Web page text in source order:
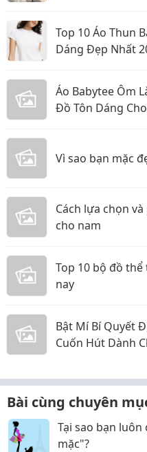
Top 10 Áo Thun
Dáng Đẹp Nhất
Áo Babytee Ôm
Đồ Tôn Dáng
Vì sao bạn mặc
Cách lựa chọn
cho nam
Top 10 bộ đồ
nay
Bật Mí Bí Quyết
Cuốn Hút Dành
Bài cùng chuyên
Tại sao bạn
mặc"?